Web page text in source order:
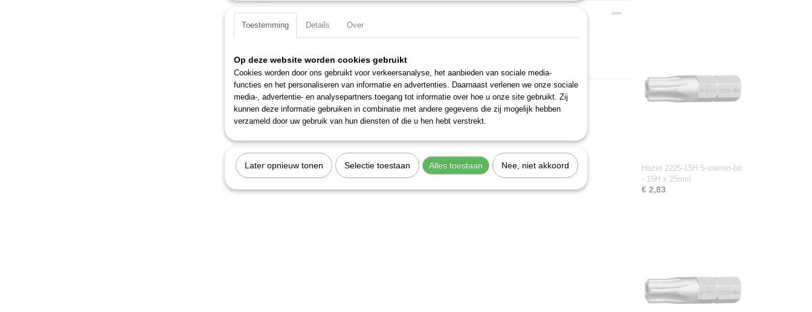
Productcode
2225-27H
Made in Germany
Hazet 2225-15H 5-sterren-bit
- 15H x 25mm
€ 2,83
Toestemming Details Over
Op deze website worden cookies gebruikt
Cookies worden door ons gebruikt voor verkeersanalyse, het aanbieden van sociale media-
functies en het personaliseren van informatie en advertenties. Daarnaast verlenen we onze sociale
media-, advertentie- en analysepartners toegang tot informatie over hoe u onze site gebruikt. Zij
kunnen deze informatie gebruiken in combinatie met andere gegevens die zij mogelijk hebben
verzameld door uw gebruik van hun diensten of die u hen hebt verstrekt.
Later opnieuw tonen Selectie toestaan Alles toestaan Nee, niet akkoord